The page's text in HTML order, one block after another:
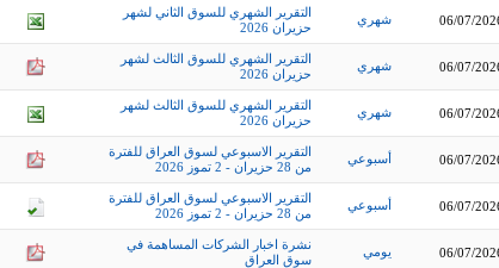
التقرير الشهري للسوق الثاني لشهر
حزيران 2026
شهري 06/07/
التقرير الشهري للسوق الثالث لشهر
حزيران 2026
شهري 06/07/
التقرير الشهري للسوق الثالث لشهر
حزيران 2026
شهري 06/07/
التقرير الاسبوعي لسوق العراق للفترة
من 28 حزيران - 2 تموز 2026
أسبوعي 06/07/
التقرير الاسبوعي لسوق العراق للفترة
من 28 حزيران - 2 تموز 2026
أسبوعي 06/07/
نشرة اخبار الشركات المساهمة في
سوق العراق
يومي 06/07/